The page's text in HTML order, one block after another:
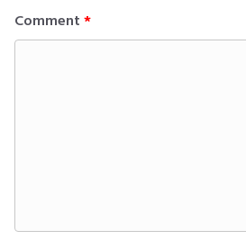
Comment *